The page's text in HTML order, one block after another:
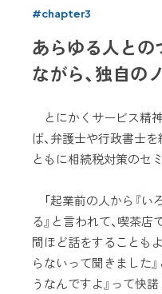
#chapter3
あらゆる人との
ながら、独自の
とにかくサービス精
ば、弁護士や行政書士
ともに相続税対策のセ
「起業前の人から『い
る』と言われて、喫茶
間ほど話をすることも
らないって聞きました
うなんですよ』って快